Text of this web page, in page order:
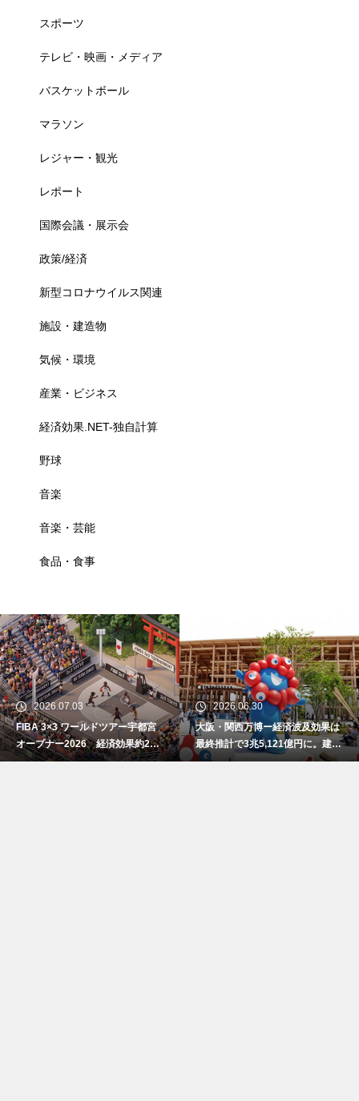
スポーツ
テレビ・映画・メディア
バスケットボール
マラソン
レジャー・観光
レポート
国際会議・展示会
政策/経済
新型コロナウイルス関連
施設・建造物
気候・環境
産業・ビジネス
経済効果.NET-独自計算
野球
音楽
音楽・芸能
食品・食事
2026.07.03
FIBA 3×3 ワールドツアー宇都宮
オープナー2026 経済効果約2億
7800万円
2026.06.30
大阪・関西万博ー経済波及効果は
最終推計で3兆5,121億円に。建設
費高騰で事前の予測値を大幅上振